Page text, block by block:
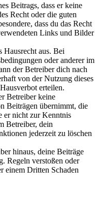
Beitrags, dass er keine
Recht oder die guten
dass du das Recht
Links und Bilder
Hausrecht aus. Bei
oder anderer im
der Betreiber dich nach
von der Nutzung dieses
erteilen.
Betreiber keine
Beiträgen übernimmt, die
er nicht zur Kenntnis
Betreiber, dein
jederzeit zu löschen
hinaus, deine Beiträge
Regeln verstoßen oder
einem Dritten Schaden